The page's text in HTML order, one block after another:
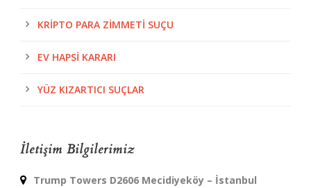
KRIPTO PARA ZIMMETI SUÇU
EV HAPSI KARARI
YÜZ KIZARTICI SUÇLAR
İletişim Bilgilerimiz
Trump Towers D2606 Mecidiyeköy – İstanbul